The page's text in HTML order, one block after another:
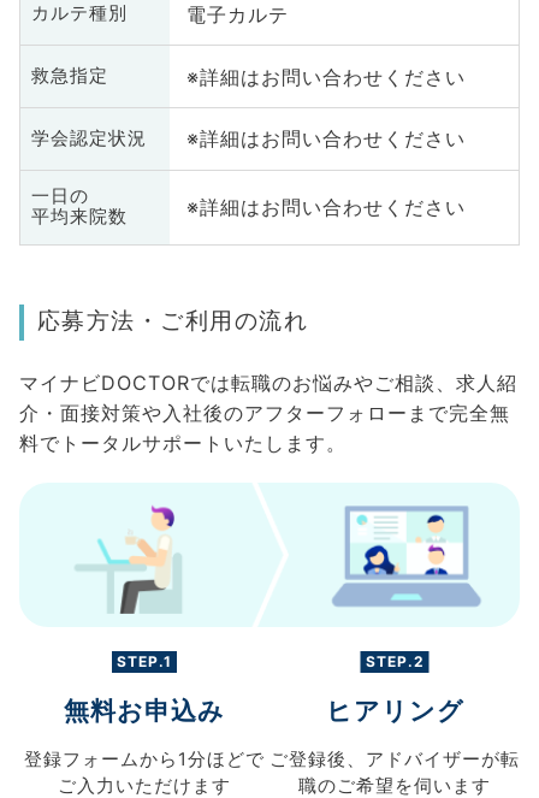
カルテ種別 電子カルテ
救急指定 ※詳細はお問い合わせください
学会認定状況 ※詳細はお問い合わせください
一日の
平均来院数
※詳細はお問い合わせください
応募方法・ご利用の流れ
マイナビDOCTORでは転職のお悩みやご相談、求人紹
介・面接対策や入社後のアフターフォローまで完全無
料でトータルサポートいたします。
STEP.1
無料お申込み
登録フォームから 1分ほどで
ご入力 いただけます
STEP.2
ヒアリング
ご登録後、 アドバイザーが転
職のご希望を伺います